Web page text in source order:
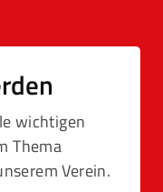
wichtigen
Thema
Verein.